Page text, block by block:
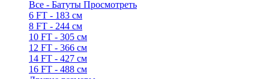
Все - Батуты Просмотреть
6 FT - 183 см
8 FT - 244 см
10 FT - 305 см
12 FT - 366 см
14 FT - 427 см
16 FT - 488 см